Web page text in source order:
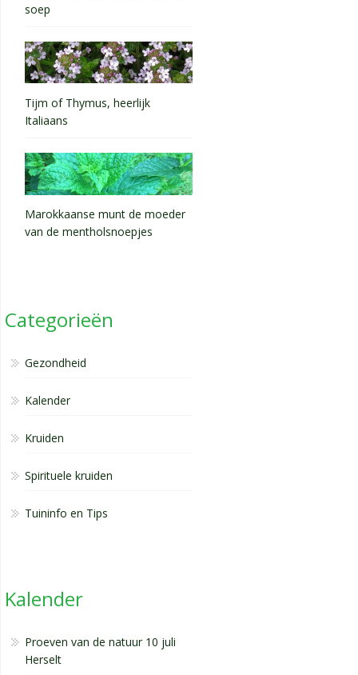
soep
Tijm of Thymus, heerlijk
Italiaans
Marokkaanse munt de moeder
van de mentholsnoepjes
Categorieën
Gezondheid
Kalender
Kruiden
Spirituele kruiden
Tuininfo en Tips
Kalender
Proeven van de natuur 10 juli
Herselt